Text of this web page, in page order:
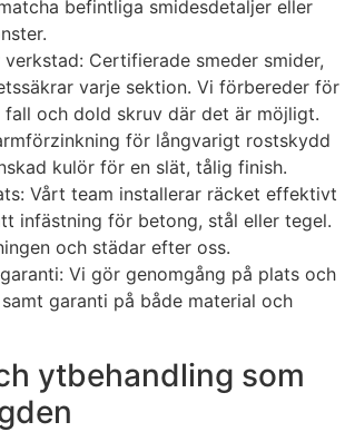
befintliga smidesdetaljer eller
Certifierade smeder smider,
varje sektion. Vi förbereder för
fall och dold skruv där det är möjligt.
för långvarigt rostskydd
kulör för en slät, tålig finish.
Vårt team installerar räcket effektivt
infästning för betong, stål eller tegel.
och städar efter oss.
Vi gör genomgång på plats och
garanti på både material och
ytbehandling som